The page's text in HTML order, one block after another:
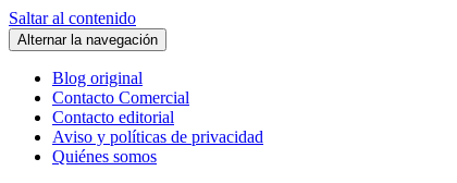
Saltar al contenido
Alternar la navegación
Blog original
Contacto Comercial
Contacto editorial
Aviso y políticas de privacidad
Quiénes somos